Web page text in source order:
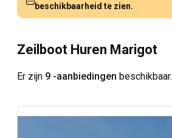
beschikbaarheid te zien.
Zeilboot Huren Marigot
Er zijn 9 -aanbiedingen beschikbaar.